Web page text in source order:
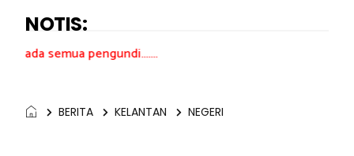
NOTIS:
BERITA KELANTAN NEGERI